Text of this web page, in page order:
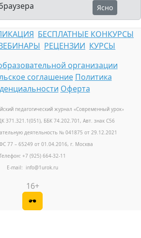
Ясно
БЕСПЛАТНЫЕ КОНКУРСЫ
РЕЦЕНЗИИ КУРСЫ
организации
соглашение Политика
Оферта
педагогический журнал «Современный урок»
371.321.1(051), ББК 74.202.701, Авт. знак С56
деятельность № 041875 от 29.12.2021
77 – 65249 от 01.04.2016, г. Москва
+7 (925) 664-32-11
E-mail: info@1urok.ru
16+